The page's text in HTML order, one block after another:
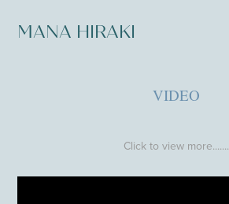
MANA HIRAKI
VIDEO
Click to view more.......